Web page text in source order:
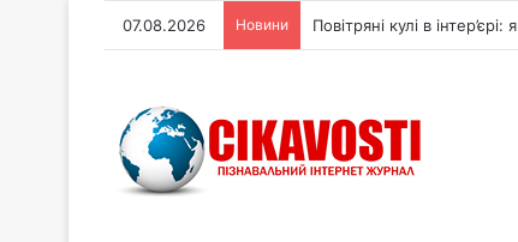
07.08.2026 Новини Повітряні кулі в